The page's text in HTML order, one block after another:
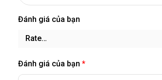
Đánh giá của bạn
Đánh giá của bạn *